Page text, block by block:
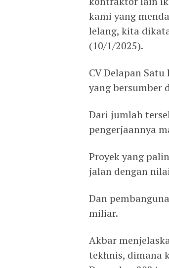
kami yang
lelang, kita
(10/1/2025).
CV Delapan
yang bersumber
Dari jumlah
pengerjaannya
Proyek yang
jalan dengan
Dan
miliar.
Akbar
tekhnis, dimana